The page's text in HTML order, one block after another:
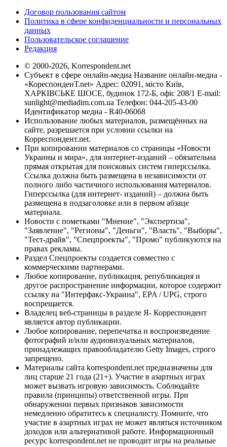
Договор пользования сайтом
Политика в сфере конфиденциальности и персональных
данных
Пользовательское соглашение
Редакция
© 2000-2026, Korrespondent.net
Субъект в сфере онлайн-медиа Название онлайн-медиа -
«КореспонденТ.net» Адрес: 02091, місто Київ,
ХАРКІВСЬКЕ ШОСЕ, будинок 172-Б, офіс 208/1 E-mail:
sunlight@mediadim.com.ua Телефон: 044-205-43-00
Идентификатор медиа - R40-06068
Использование любых материалов, размещённых на
сайте, разрешается при условии ссылки на
Корреспондент.net.
При копировании материалов со страницы «Новости
Украины и мира», для интернет-изданий – обязательна
прямая открытая для поисковых систем гиперссылка.
Ссылка должна быть размещена в независимости от
полного либо частичного использования материалов.
Гиперссылка (для интернет- изданий) – должна быть
размещена в подзаголовке или в первом абзаце
материала.
Новости с пометками "Мнение", "Экспертиза",
"Заявление", "Регионы", "Деньги", "Власть", "Выборы",
"Тест-драйв", "Спецпроекты", "Промо" публикуются на
правах рекламы.
Раздел Спецпроекты создается совместно с
коммерческими партнерами.
Любое копирование, публикация, републикация и
другое распространение информации, которое содержит
ссылку на "Интерфакс-Украина", EPA / UPG, строго
воспрещается.
Владелец веб-страницы в разделе Я- Корреспондент
является автор публикации.
Любое копирование, перепечатка и воспроизведение
фотографий и/или аудиовизуальных материалов,
принадлежащих правообладателю Getty Images, строго
запрещено.
Материалы сайта korrespondent.net предназначены для
лиц старше 21 года (21+). Участие в азартных играх
может вызвать игровую зависимость. Соблюдайте
правила (принципы) ответственной игры. При
обнаружении первых признаков зависимости
немедленно обратитесь к специалисту. Помните, что
участие в азартных играх не может являться источником
доходов или альтернативой работе. Информационный
ресурс korrespondent.net не проводит игры на реальные